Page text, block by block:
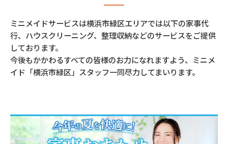
ミニメイドサービスは横浜市緑区エリアでは以下の家事代
行、ハウスクリーニング、整理収納などのサービスをご提供
しております。
今後もかかわるすべての皆様のお力になれますよう、ミニメ
イド「横浜市緑区」スタッフ一同尽力してまいります。